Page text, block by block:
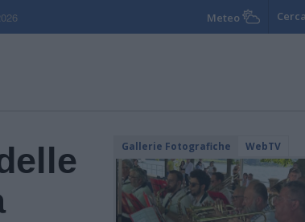
Meteo Cerca
Gallerie Fotografiche WebTV